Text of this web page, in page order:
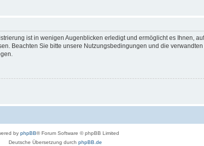
ist in wenigen Augenblicken erledigt und ermöglicht es Ihnen,
Beachten Sie bitte unsere Nutzungsbedingungen und die
by phpBB® Forum Software © phpBB Limited
Deutsche Übersetzung durch phpBB.de